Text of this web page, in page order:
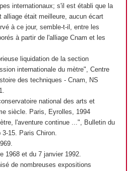
internationaux; s'il est établi que la
alliage était meilleure, aucun écart
à ce jour, semble-t-il, entre les
à partir de l'alliage Cnam et les
liquidation de la section
internationale du mètre", Centre
des techniques - Cnam, NS
national des arts et
siècle. Paris, Eyrolles, 1994
l'aventure continue ...", Bulletin du
15. Paris Chiron.
1968 et du 7 janvier 1992.
de nombreuses expositions